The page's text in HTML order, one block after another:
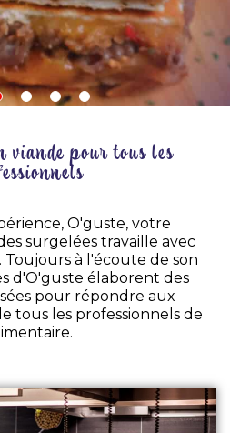
jeu préféré des
Notre Blog
rapport
RSE
viande pour tous les
O'guste, votre
surgelées travaille avec
à l'écoute de son
d'O'guste élaborent des
pour répondre aux
tous les professionnels de